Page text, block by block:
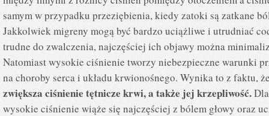
samym w przypadku przeziębienia, kiedy zatoki są zatkane
Jakkolwiek migreny mogą być bardzo uciążliwe i utrudniać
trudne do zwalczenia, najczęściej ich objawy można
Natomiast wysokie ciśnienie tworzy niebezpieczne warunki
na choroby serca i układu krwionośnego. Wynika to z faktu,
zwiększa ciśnienie tętnicze krwi, a także jej krzepliwość.
wysokie ciśnienie wiąże się najczęściej z bólem głowy oraz